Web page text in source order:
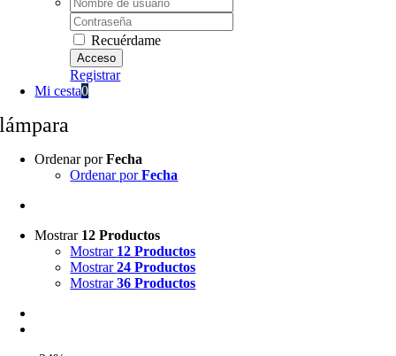
Password:
Recuérdame
Registrar
Mi cesta0
lámpara
Ordenar porFecha
Ordenar porFecha
Mostrar 12 Productos
Mostrar 12 Productos
Mostrar24 Productos
Mostrar36 Productos